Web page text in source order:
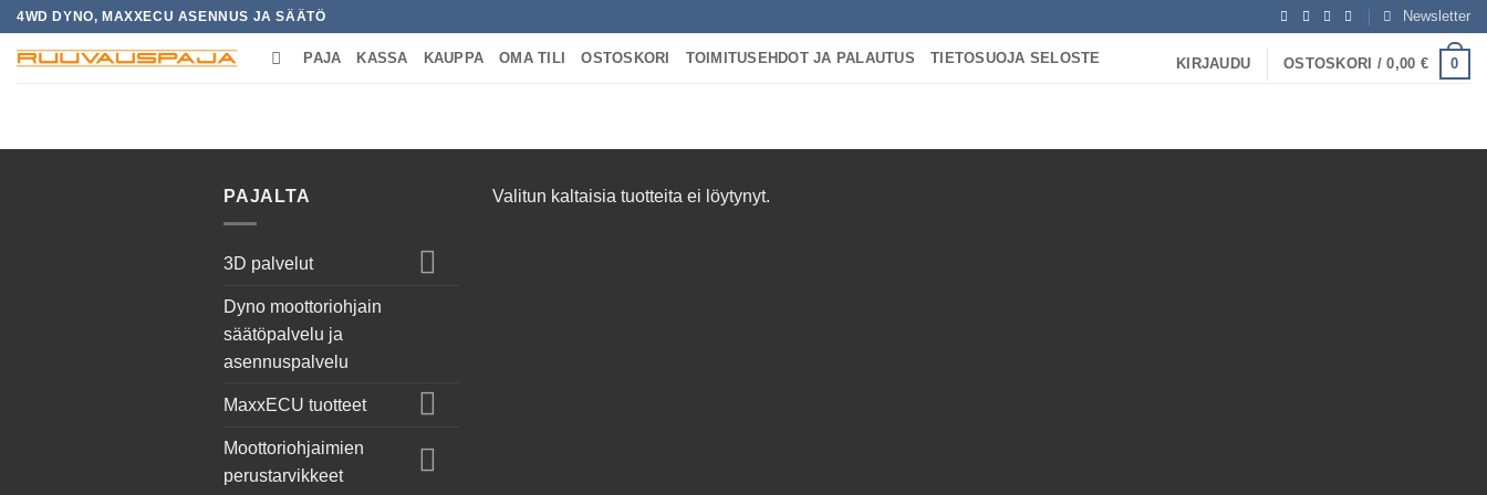
Skip
content
4WD DYNO, MAXXECU ASENNUS JA SÄÄTÖ Newsletter
PAJA KASSA KAUPPA OMA TILI OSTOSKORI TOIMITUSEHDOT JA PALAUTUS TIETOSUOJA SELOSTE KIRJAUDU OSTOSKORI /0,00 € 0
PAJALTA
3D palvelut
Dyno moottoriohjain
säätöpalvelu ja
asennuspalvelu
MaxxECU tuotteet
Moottoriohjaimien
perustarvikkeet
Valitun kaltaisia tuotteita ei löytynyt.